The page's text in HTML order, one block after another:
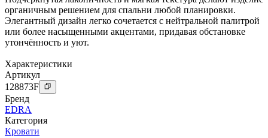
органичным решением для спальни любой планировки.
Элегантный дизайн легко сочетается с нейтральной палитрой
или более насыщенными акцентами, придавая обстановке
утончённость и уют.
Характеристики
Артикул
128873F
Бренд
EDRA
Категория
Кровати